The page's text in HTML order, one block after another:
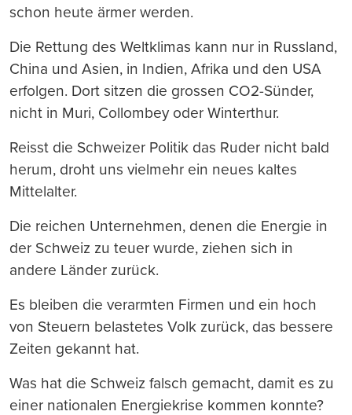
schon heute ärmer werden.
Die Rettung des Weltklimas kann nur in Russland,
China und Asien, in Indien, Afrika und den USA
erfolgen. Dort sitzen die grossen CO2-Sünder,
nicht in Muri, Collombey oder Winterthur.
Reisst die Schweizer Politik das Ruder nicht bald
herum, droht uns vielmehr ein neues kaltes
Mittelalter.
Die reichen Unternehmen, denen die Energie in
der Schweiz zu teuer wurde, ziehen sich in
andere Länder zurück.
Es bleiben die verarmten Firmen und ein hoch
von Steuern belastetes Volk zurück, das bessere
Zeiten gekannt hat.
Was hat die Schweiz falsch gemacht, damit es zu
einer nationalen Energiekrise kommen konnte?